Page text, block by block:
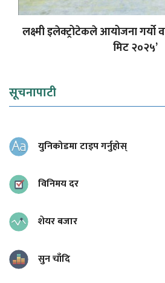
लक्ष्मी इलेक्ट्रोटेकले आयोजना गर्यो
मिट २०२५’
सूचनापाटी
युनिकोडमा टाइप गर्नुहोस्
विनिमय दर
शेयर बजार
सुन चाँदि